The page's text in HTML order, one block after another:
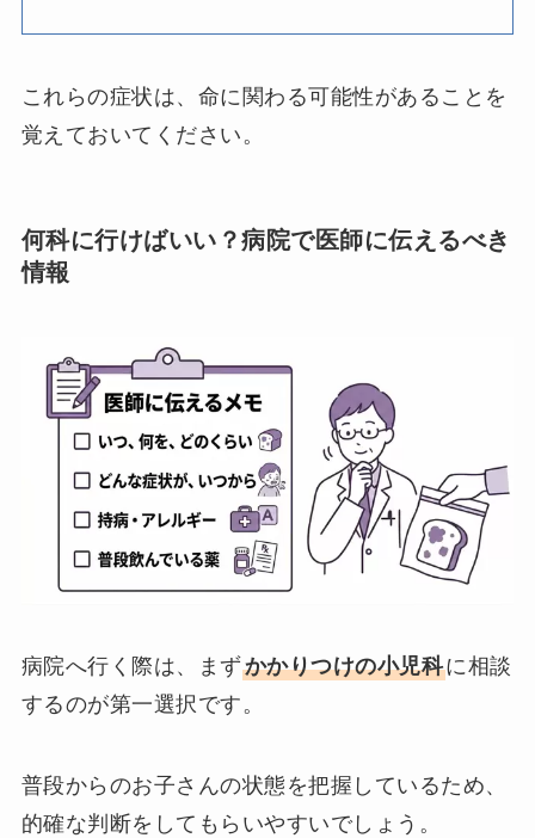
これらの症状は、命に関わる可能性があることを
覚えておいてください。
何科に行けばいい？病院で医師に伝えるべき
情報
病院へ行く際は、まずかかりつけの小児科に相談
するのが第一選択です。
普段からのお子さんの状態を把握しているため、
的確な判断をしてもらいやすいでしょう。